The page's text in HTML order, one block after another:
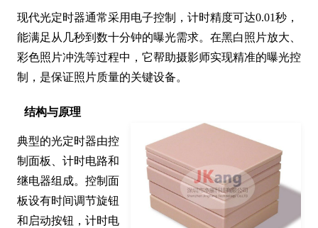
现代光定时器通常采用电子控制，计时精度可达0.01秒，
能满足从几秒到数十分钟的曝光需求。在黑白照片放大、
彩色照片冲洗等过程中，它帮助摄影师实现精准的曝光控
制，是保证照片质量的关键设备。
结构与原理
典型的光定时器由控
制面板、计时电路和
继电器组成。控制面
板设有时间调节旋钮
和启动按钮，计时电